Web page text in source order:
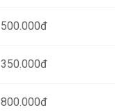
500.000đ
350.000đ
800.000đ